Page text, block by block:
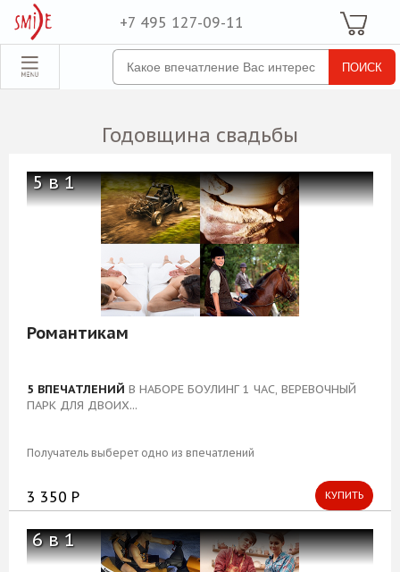
Для неё
набор
Для двоих
Экстрим
наборы
Блог
+7 495 127-09-11 Ваша Корзина
Годовщина свадьбы
5 в 1
Романтикам
5 ВПЕЧАТЛЕНИЙ В НАБОРЕ БОУЛИНГ 1 ЧАС, ВЕРЕВОЧНЫЙ
ПАРК ДЛЯ ДВОИХ...
Получатель выберет одно из впечатлений
3 350 Р КУПИТЬ
6 в 1